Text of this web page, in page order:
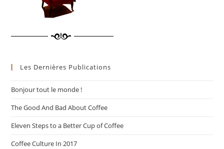
Les Dernières Publications
Bonjour tout le monde !
The Good And Bad About Coffee
Eleven Steps to a Better Cup of Coffee
Coffee Culture In 2017